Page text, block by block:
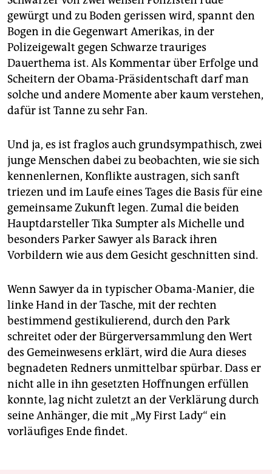
gewürgt und zu Boden gerissen wird, spannt den
Bogen in die Gegenwart Amerikas, in der
Polizeigewalt gegen Schwarze trauriges
Dauerthema ist. Als Kommentar über Erfolge und
Scheitern der Obama-Präsidentschaft darf man
solche und andere Momente aber kaum verstehen,
dafür ist Tanne zu sehr Fan.
Und ja, es ist fraglos auch grundsympathisch, zwei
junge Menschen dabei zu beobachten, wie sie sich
kennenlernen, Konflikte austragen, sich sanft
triezen und im Laufe eines Tages die Basis für eine
gemeinsame Zukunft legen. Zumal die beiden
Hauptdarsteller Tika Sumpter als Michelle und
besonders Parker Sawyer als Barack ihren
Vorbildern wie aus dem Gesicht geschnitten sind.
Wenn Sawyer da in typischer Obama-Manier, die
linke Hand in der Tasche, mit der rechten
bestimmend gestikulierend, durch den Park
schreitet oder der Bürgerversammlung den Wert
des Gemeinwesens erklärt, wird die Aura dieses
begnadeten Redners unmittelbar spürbar. Dass er
nicht alle in ihn gesetzten Hoffnungen erfüllen
konnte, lag nicht zuletzt an der Verklärung durch
seine Anhänger, die mit „My First Lady“ ein
vorläufiges Ende findet.